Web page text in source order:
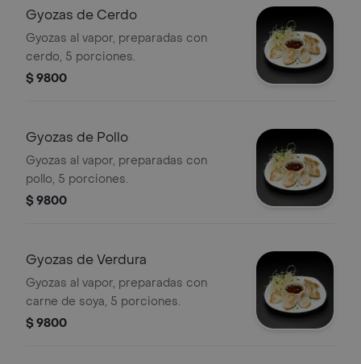
Gyozas de Cerdo
Gyozas al vapor, preparadas con
cerdo, 5 porciones.
$ 9800
Gyozas de Pollo
Gyozas al vapor, preparadas con
pollo, 5 porciones.
$ 9800
Gyozas de Verdura
Gyozas al vapor, preparadas con
carne de soya, 5 porciones.
$ 9800